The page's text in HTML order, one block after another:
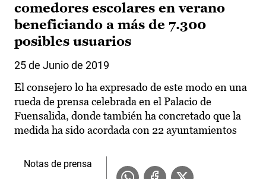
comedores escolares en verano
beneficiando a más de 7.300
posibles usuarios
25 de Junio de 2019
El consejero lo ha expresado de este modo en una
rueda de prensa celebrada en el Palacio de
Fuensalida, donde también ha concretado que la
medida ha sido acordada con 22 ayuntamientos
Notas de prensa